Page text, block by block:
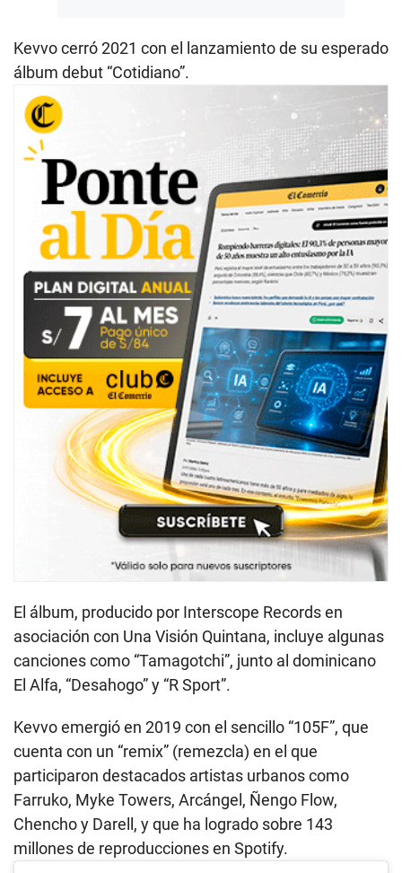
Kevvo cerró 2021 con el lanzamiento de su esperado
álbum debut “Cotidiano”.
El álbum, producido por Interscope Records en
asociación con Una Visión Quintana, incluye algunas
canciones como “Tamagotchi”, junto al dominicano
El Alfa, “Desahogo” y “R Sport”.
Kevvo emergió en 2019 con el sencillo “105F”, que
cuenta con un “remix” (remezcla) en el que
participaron destacados artistas urbanos como
Farruko, Myke Towers, Arcángel, Ñengo Flow,
Chencho y Darell, y que ha logrado sobre 143
millones de reproducciones en Spotify.